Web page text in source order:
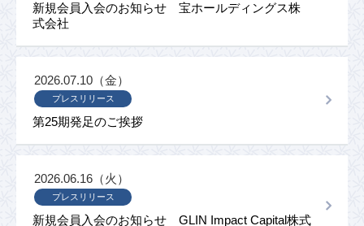
新規会員入会のお知らせ 宝ホールディングス株
式会社
第25期発足のご挨拶
プレスリリース
2026.07.10（金）
新規会員入会のお知らせ GLIN Impact Capital株式
プレスリリース
2026.06.16（火）